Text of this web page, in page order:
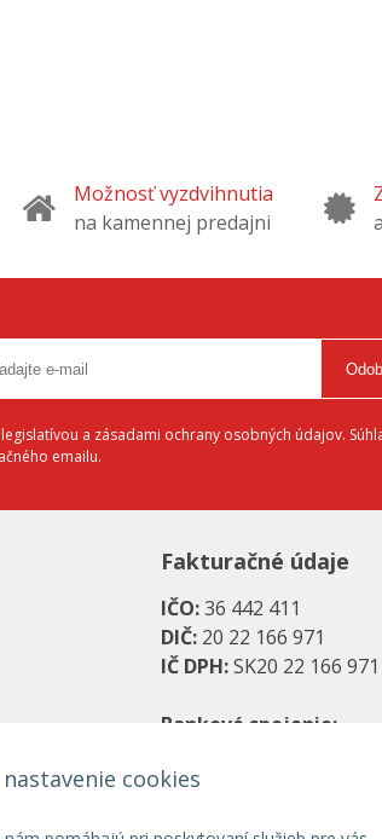
nastavenie cookies
Možnosť vyzdvihnutia
na kamennej predajni
a zásadami ochrany osobných údajov.
emailu.
Fakturačné údaje
IČO:36 442 411
DIČ: 20 22 166 971
IČ DPH:SK20 22 166 971
Bankové spojenie:
UniCredit Bank, a. s.